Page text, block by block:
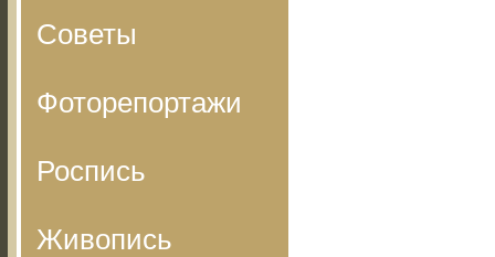
Советы
Фоторепортажи
Роспись
Живопись